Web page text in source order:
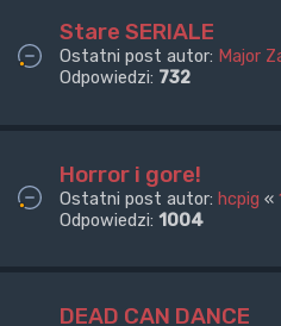
Stare SERIALE
Ostatni post autor: Major
Odpowiedzi: 732
Horror i gore!
Ostatni post autor: hcpig «
Odpowiedzi: 1004
DEAD CAN DANCE